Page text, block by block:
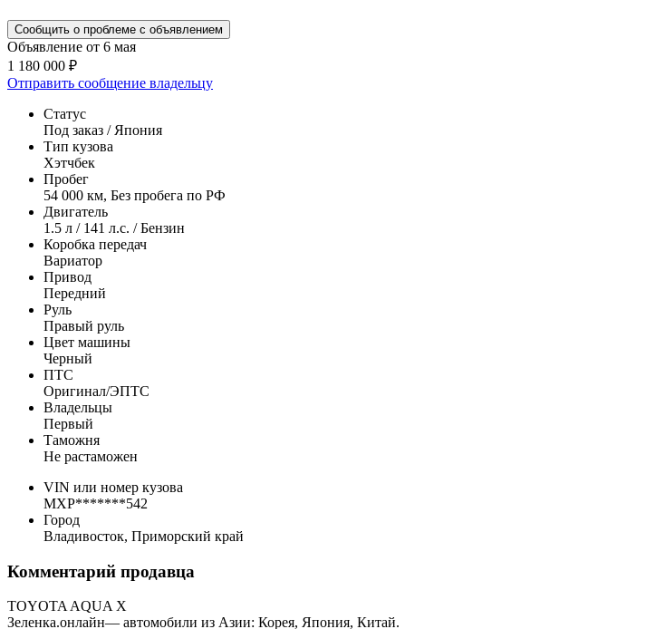
Сообщить о проблеме с объявлением
Объявление от 6 мая
1 180 000 ₽
Отправить сообщение владельцу
Статус
Под заказ / Япония
Тип кузова
Хэтчбек
Пробег
54 000 км, Без пробега по РФ
Двигатель
1.5 л / 141 л.с. / Бензин
Коробка передач
Вариатор
Привод
Передний
Руль
Правый руль
Цвет машины
Черный
ПТС
Оригинал/ЭПТС
Владельцы
Первый
Таможня
Не растаможен
VIN или номер кузова
MXP*******542
Город
Владивосток, Приморский край
Комментарий продавца
TOYOTA AQUA X
Зеленка.онлайн— автомобили из Азии: Корея, Япония, Китай.